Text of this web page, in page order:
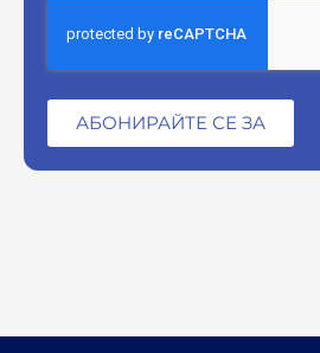
АБОНИРАЙТЕ СЕ ЗА